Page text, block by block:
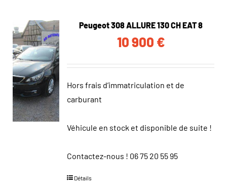
Peugeot 308 ALLURE 130 CH EAT 8
10 900 €
Hors frais d’immatriculation et de
carburant
Véhicule en stock et disponible de suite !
Contactez-nous ! 06 75 20 55 95
Détails